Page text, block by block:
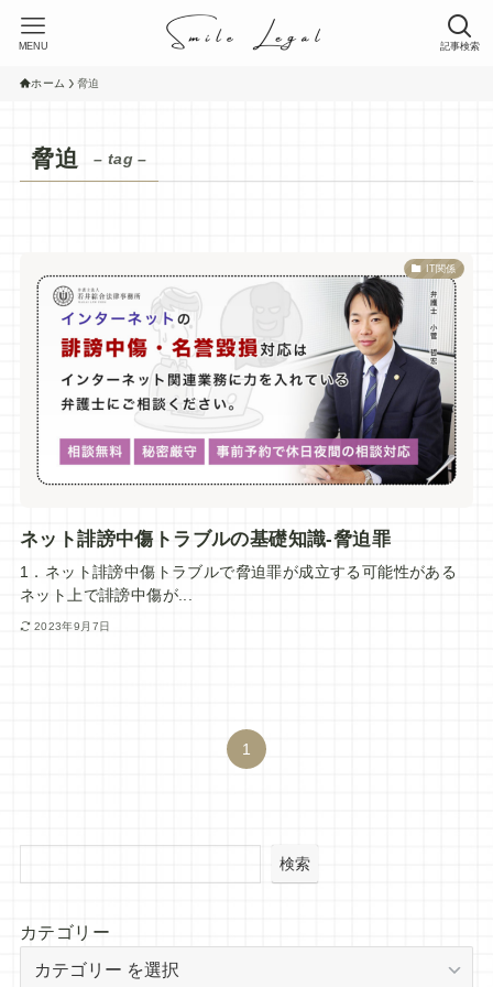
記事検索
MENU
ホーム 脅迫
脅迫 – tag –
IT関係
ネット誹謗中傷トラブルの基礎知識-脅迫罪
1．ネット誹謗中傷トラブルで脅迫罪が成立する可能性がある
ネット上で誹謗中傷が...
2023年9月7日
1
検索
カテゴリー